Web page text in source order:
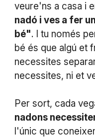
veure'ns a casa i
nadó i ves a fer
bé". I tu només
bé és que algú et
necessites
necessites, ni et
Per sort, cada
nadons
l'únic que